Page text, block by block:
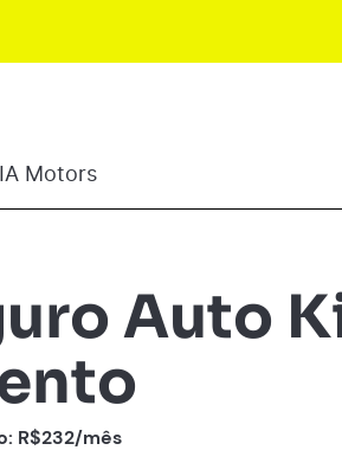
Motors
Auto
R$232/mês